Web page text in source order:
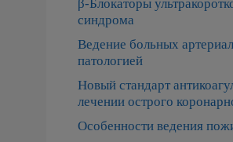
β-Блокаторы
синдрома
Ведение больных
патологией
Новый стандарт
лечении острого
Особенности ведения